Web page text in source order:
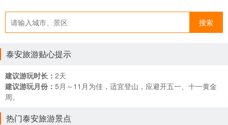
搜索
泰安旅游贴心提示
建议游玩时长： 2天
建议游玩月份： 5月～11月为佳，适宜登山，应避开五一、十一黄金
周。
热门泰安旅游景点